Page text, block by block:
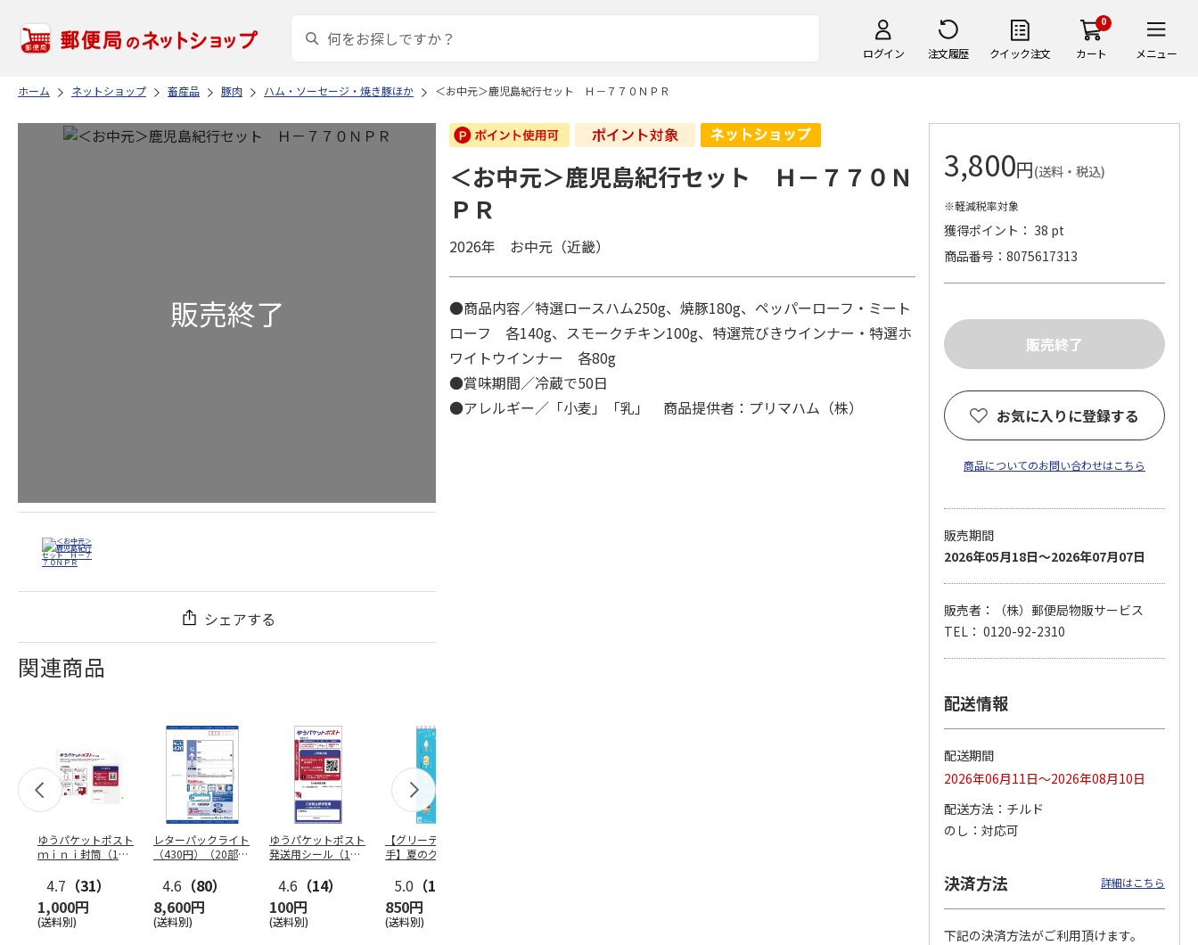
ログイン 注文履歴 クイック注文
0
カート メニュー
ホーム ネットショップ 畜産品 豚肉 ハム・ソーセージ・焼き豚ほか ＜お中元＞鹿児島紀行セット Ｈ－７７０ＮＰＲ
シェアする
関連商品
ゆうパケットポスト
ｍｉｎｉ封筒（1個
4.7 （31）
1,000円
(送料別)
レターパックライト
（430円）（20部セ
4.6 （80）
8,600円
(送料別)
ゆうパケットポスト
発送用シール（1個
4.6 （14）
100円
(送料別)
【グリーティング切
手】夏のグリーティ
5.0 （10）
850円
(送料別)
【グリーティング切
円…
4.8（11）
5,500円
4.6（7）
11,000円
＜お中元＞鹿児島紀行セット Ｈ－７７０Ｎ
ＰＲ
2026年 お中元（近畿）
●商品内容／特選ロースハム250g、焼豚180g、ペッパーローフ・ミート
ローフ 各140g、スモークチキン100g、特選荒びきウインナー・特選ホ
ワイトウインナー 各80g
●賞味期間／冷蔵で50日
●アレルギー／「小麦」「乳」 商品提供者：プリマハム（株）
3,800円(送料・税込)
※軽減税率対象
獲得ポイント： 38 pt
商品番号
8075617313
お気に入りに登録する
商品についてのお問い合わせはこちら
販売期間
2026年05月18日～2026年07月07日
販売者：（株）郵便局物販サービス
TEL： 0120-92-2310
配送情報
配送期間
2026年06月11日～2026年08月10日
配送方法
チルド
のし
対応可
決済方法 詳細はこちら
下記の決済方法がご利用頂けます。